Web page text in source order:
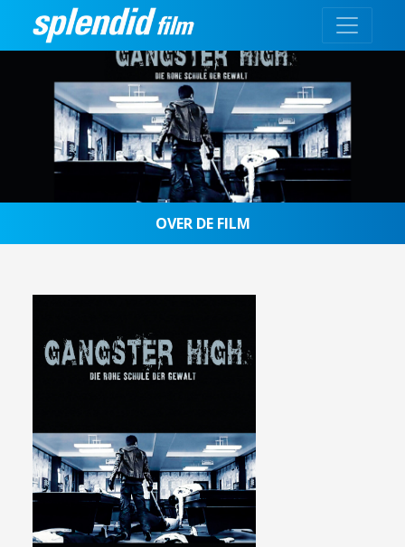
OVER DE FILM